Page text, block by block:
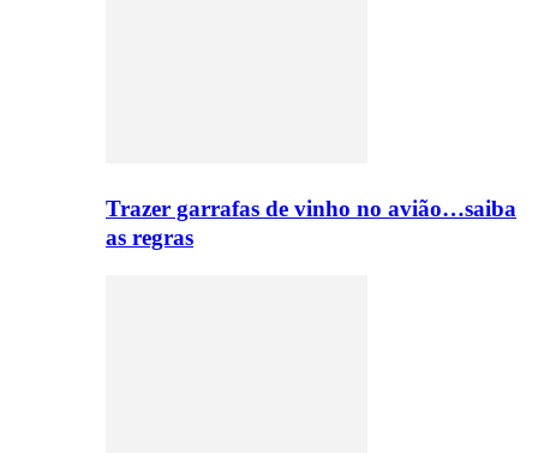
Trazer garrafas de vinho no avião…saiba
as regras